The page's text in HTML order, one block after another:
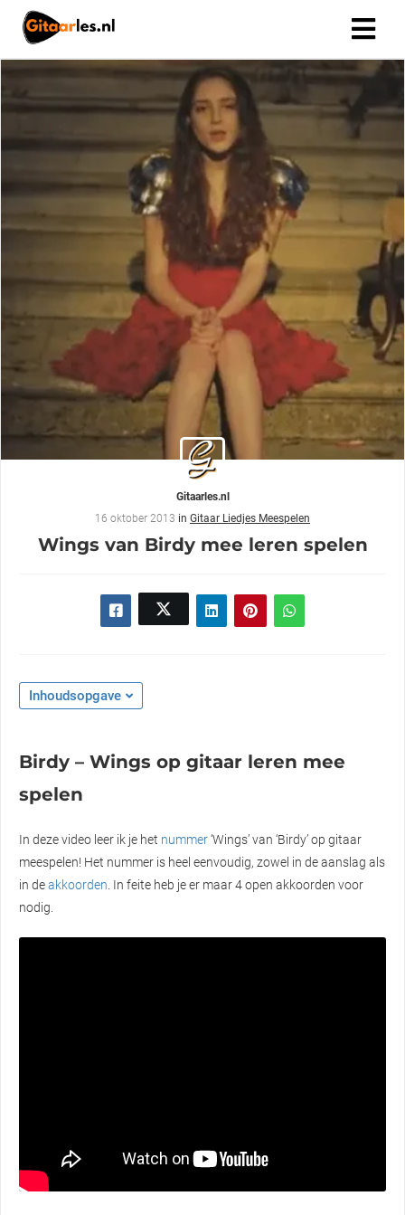
Gitaarles.nl
16 oktober 2013 in Gitaar Liedjes Meespelen
Wings van Birdy mee leren spelen
Inhoudsopgave
Birdy – Wings op gitaar leren mee
spelen
In deze video leer ik je het nummer‘Wings’ van ‘Birdy’ op gitaar
meespelen! Het nummer is heel eenvoudig, zowel in de aanslag als
in deakkoorden . In feite heb je er maar 4 open akkoorden voor
nodig.